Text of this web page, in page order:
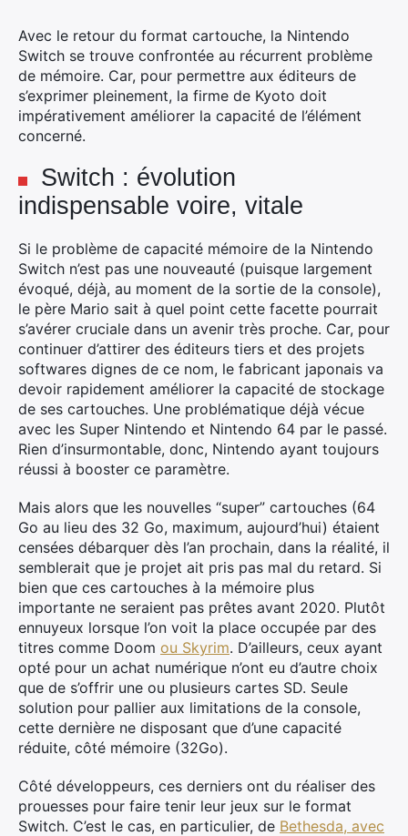
Avec le retour du format cartouche, la Nintendo
Switch se trouve confrontée au récurrent problème
de mémoire. Car, pour permettre aux éditeurs de
s’exprimer pleinement, la firme de Kyoto doit
impérativement améliorer la capacité de l’élément
concerné.
Switch : évolution
indispensable voire, vitale
Si le problème de capacité mémoire de la Nintendo
Switch n’est pas une nouveauté (puisque largement
évoqué, déjà, au moment de la sortie de la console),
le père Mario sait à quel point cette facette pourrait
s’avérer cruciale dans un avenir très proche. Car, pour
continuer d’attirer des éditeurs tiers et des projets
softwares dignes de ce nom, le fabricant japonais va
devoir rapidement améliorer la capacité de stockage
de ses cartouches. Une problématique déjà vécue
avec les Super Nintendo et Nintendo 64 par le passé.
Rien d’insurmontable, donc, Nintendo ayant toujours
réussi à booster ce paramètre.
Mais alors que les nouvelles “super” cartouches (64
Go au lieu des 32 Go, maximum, aujourd’hui) étaient
censées débarquer dès l’an prochain, dans la réalité, il
semblerait que je projet ait pris pas mal du retard. Si
bien que ces cartouches à la mémoire plus
importante ne seraient pas prêtes avant 2020. Plutôt
ennuyeux lorsque l’on voit la place occupée par des
titres comme Doom ou Skyrim. D’ailleurs, ceux ayant
opté pour un achat numérique n’ont eu d’autre choix
que de s’offrir une ou plusieurs cartes SD. Seule
solution pour pallier aux limitations de la console,
cette dernière ne disposant que d’une capacité
réduite, côté mémoire (32Go).
Côté développeurs, ces derniers ont du réaliser des
prouesses pour faire tenir leur jeux sur le format
Switch. C’est le cas, en particulier, de Bethesda, avec